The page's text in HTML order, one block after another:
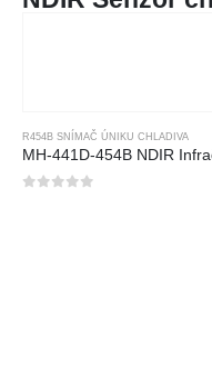
R454B SNÍMAČ ÚNIKU CHLADIVA
MH-441D-454B NDIR